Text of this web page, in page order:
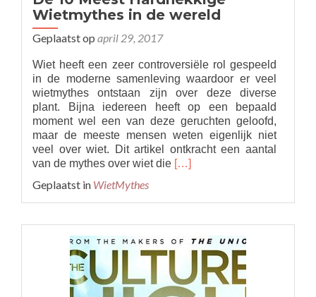
Wietmythes in de wereld
Geplaatst op april 29, 2017
Wiet heeft een zeer controversiële rol gespeeld
in de moderne samenleving waardoor er veel
wietmythes ontstaan zijn over deze diverse
plant. Bijna iedereen heeft op een bepaald
moment wel een van deze geruchten geloofd,
maar de meeste mensen weten eigenlijk niet
veel over wiet. Dit artikel ontkracht een aantal
van de mythes over wiet die Read
De
Hardnekkige
Wietmythes
in
de
[…]
Geplaatst in WietMythes